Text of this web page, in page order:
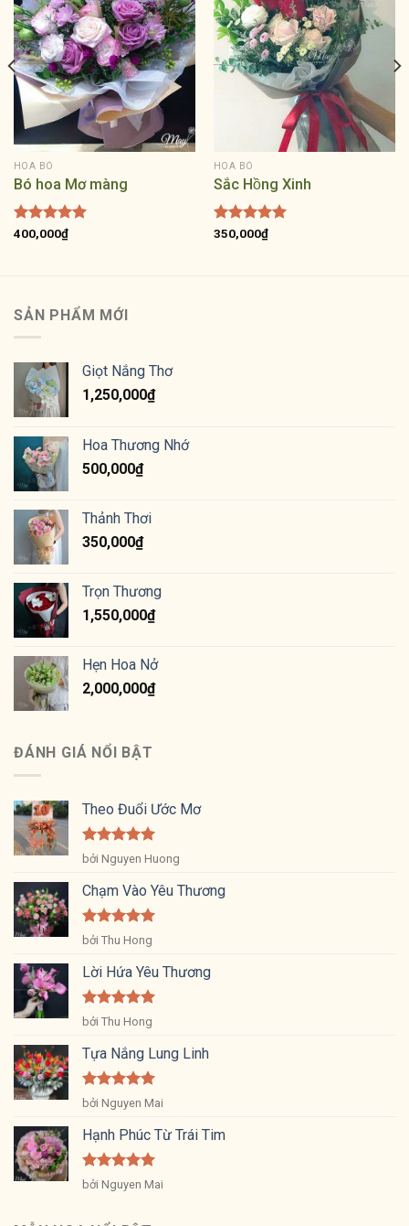
HOA BÓ
Bó hoa Mơ màng
Được xếp
400,000₫
HOA BÓ
Sắc Hồng Xinh
Được xếp
350,000₫
SẢN PHẨM MỚI
Giọt Nắng Thơ
1,250,000₫
Hoa Thương Nhớ
500,000₫
Thảnh Thơi
350,000₫
Trọn Thương
1,550,000₫
Hẹn Hoa Nở
2,000,000₫
ĐÁNH GIÁ NỔI BẬT
Theo Đuổi Ước Mơ
Được xếp
hạng 55
sao
bởi Nguyen Huong
Chạm Vào Yêu Thương
Được xếp
sao
bởi Thu Hong
Lời Hứa Yêu Thương
Được xếp
sao
bởi Thu Hong
Tựa Nắng Lung Linh
Được xếp
hạng 55
sao
bởi Nguyen Mai
Hạnh Phúc Từ Trái Tim
Được xếp
hạng 55
bởi Nguyen Mai